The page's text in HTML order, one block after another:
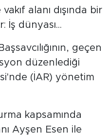
alanı dışında bir
İş dünyası...
geçen
düzenlediği
(İAR) yönetim
kapsamında
Ayşen Esen ile